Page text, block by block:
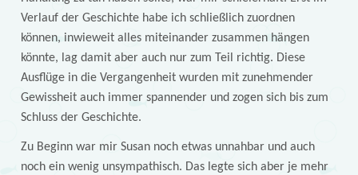
Verlauf der Geschichte habe ich schließlich zuordnen
können, inwieweit alles miteinander zusammen hängen
könnte, lag damit aber auch nur zum Teil richtig. Diese
Ausflüge in die Vergangenheit wurden mit zunehmender
Gewissheit auch immer spannender und zogen sich bis zum
Schluss der Geschichte.
Zu Beginn war mir Susan noch etwas unnahbar und auch
noch ein wenig unsympathisch. Das legte sich aber je mehr